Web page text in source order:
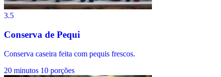
3.5
Conserva de Pequi
Conserva caseira feita com pequis frescos.
20 minutos 10 porções